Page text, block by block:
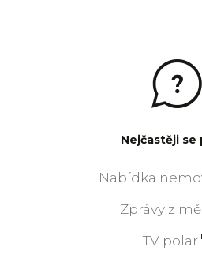
Nejčastěji se
Nabídka
Zprávy z
TV polar